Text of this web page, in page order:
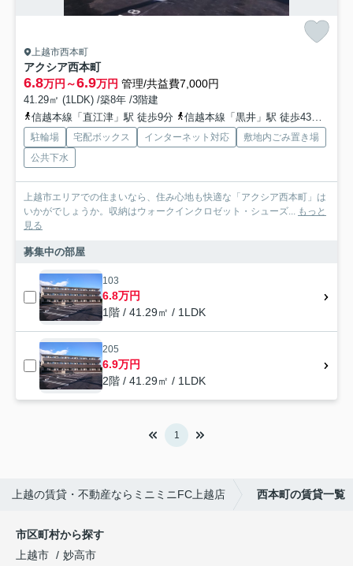
上越市西本町
アクシア西本町
6.8万円～6.9万円 管理/共益費7,000円
41.29㎡ (1LDK) /築8年 /3階建
信越本線「直江津」駅 徒歩9分
信越本線「黒井」駅 徒歩43分車9分 4.0km
駐輪場 宅配ボックス インターネット対応
敷地内ごみ置き場
公共下水
上越市エリアでの住まいなら、住み心地も快適な「アクシア西本町」は
いかがでしょうか。収納はウォークインクロゼット・シューズ... もっと
見る
募集中の部屋
103
6.8万円
1階 / 41.29㎡ / 1LDK
205
6.9万円
2階 / 41.29㎡ / 1LDK
1
上越の賃貸・不動産ならミニミニFC上越店 西本町の賃貸一覧
市区町村から探す
上越市
妙高市